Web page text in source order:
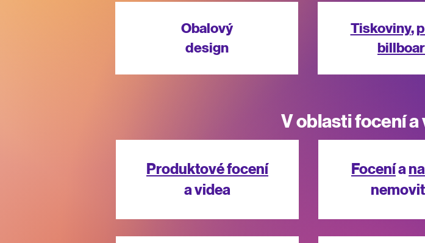
Obalový
design
Tiskoviny,
V oblasti focení
Produktové focení
a videa
Focenía